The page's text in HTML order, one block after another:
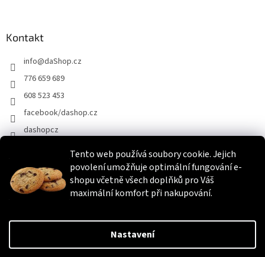
Tento web používá soubory cookie. Jejich
povolení umožňuje optimální fungování e-
shopu včetně všech doplňků pro Váš
maximální komfort při nakupování.
Nastavení
Kontakt
info@daShop.cz
776 659 689
608 523 453
facebook/dashop.cz
dashopcz
Heureka.cz Zboží.cz Srovnáme.cz